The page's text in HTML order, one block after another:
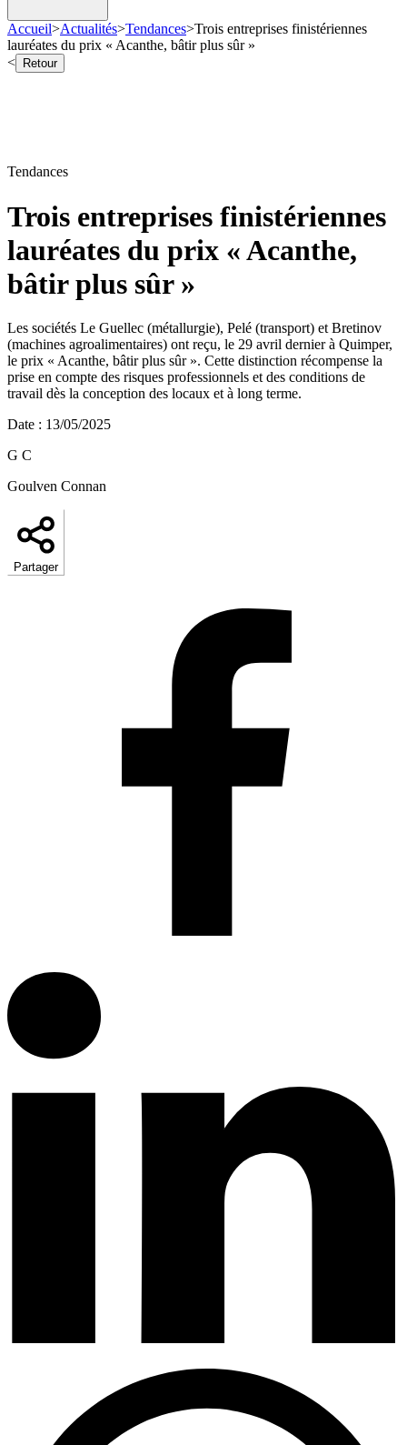
Accueil>Actualités>Tendances>Trois entreprises finistériennes
lauréates du prix « Acanthe, bâtir plus sûr »
<
Retour
Tendances
Trois entreprises finistériennes
lauréates du prix « Acanthe,
bâtir plus sûr »
Les sociétés Le Guellec (métallurgie), Pelé (transport) et Bretinov
(machines agroalimentaires) ont reçu, le 29 avril dernier à Quimper,
le prix « Acanthe, bâtir plus sûr ». Cette distinction récompense la
prise en compte des risques professionnels et des conditions de
travail dès la conception des locaux et à long terme.
Date : 13/05/2025
G C
Goulven Connan
Partager